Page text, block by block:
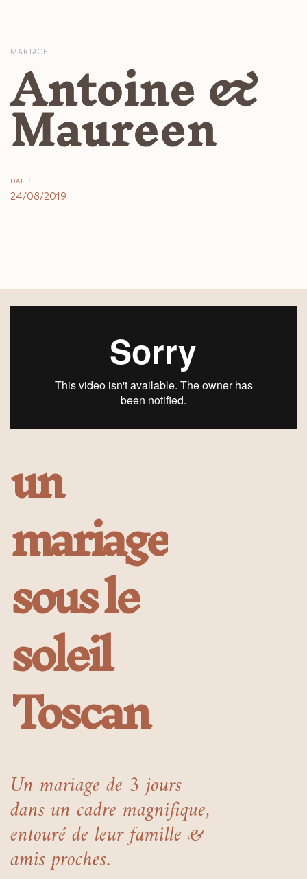
navigation
content
MARIAGE
Antoine &
Maureen
DATE:
24/08/2019
un
mariage
sous le
soleil
Toscan
Un mariage de 3 jours
dans un cadre magnifique,
entouré de leur famille &
amis proches.